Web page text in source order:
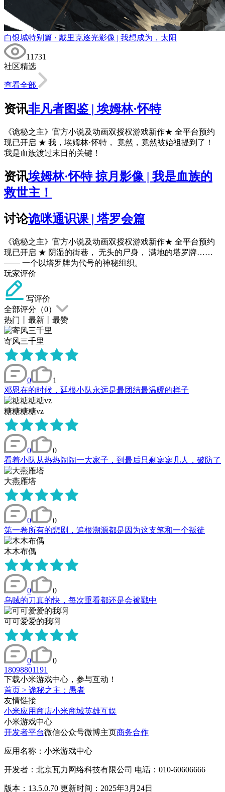
白银城特别篇 · 戴里克逐光影像 | 我想成为，太阳
11731
社区精选
查看全部
资讯非凡者图鉴 | 埃姆林·怀特
《诡秘之主》官方小说及动画双授权游戏新作★ 全平台预约
现已开启 ★ 我，埃姆林·怀特， 竟然，竟然被始祖提到了！
我是血族渡过末日的关键！
资讯埃姆林·怀特 掠月影像 | 我是血族的
救世主！
讨论诡咪通识课 | 塔罗会篇
《诡秘之主》官方小说及动画双授权游戏新作★ 全平台预约
现已开启 ★ 阴湿的街巷， 无头的尸身， 满地的塔罗牌……
—— 一个以塔罗牌为代号的神秘组织。
玩家评价
写评价
全部评分（0）
热门
最新 最赞
寄风三千里
0
1
邓恩在的时候，廷根小队永远是最团结最温暖的样子
糖糖糖糖vz
0
0
看着小队从热热闹闹一大家子，到最后只剩寥寥几人，破防了
大燕雁塔
0
0
第一卷所有的悲剧，追根溯源都是因为这支笔和一个叛徒
木木布偶
0
0
乌贼的刀真的快，每次重看都还是会被戳中
可可爱爱的我啊
0
0
18098801191
下载小米游戏中心，参与互动！
首页 > 诡秘之主：愚者
友情链接
小米应用商店小米商城英雄互娱
小米游戏中心
开发者平台微信公众号微博主页商务合作
应用名称：小米游戏中心
开发者：北京瓦力网络科技有限公司 电话：010-60606666
版本：13.5.0.70 更新时间：2025年3月24日